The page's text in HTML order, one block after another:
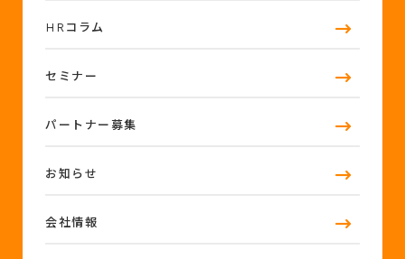
HRコラム
セミナー
パートナー募集
お知らせ
会社情報